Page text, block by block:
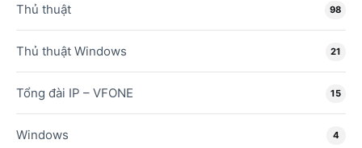
Thủ thuật 98
Thủ thuật Windows 21
Tổng đài IP – VFONE 15
Windows 4